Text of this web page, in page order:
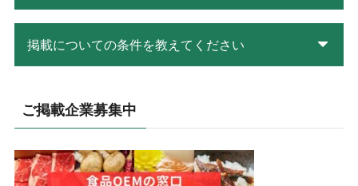
掲載についての条件を教えてください
ご掲載企業募集中